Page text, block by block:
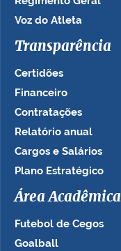
Voz do Atleta
Transparência
Certidões
Financeiro
Contratações
Relatório anual
Cargos e Salários
Plano Estratégico
Área Acadêmica
Futebol de Cegos
Goalball